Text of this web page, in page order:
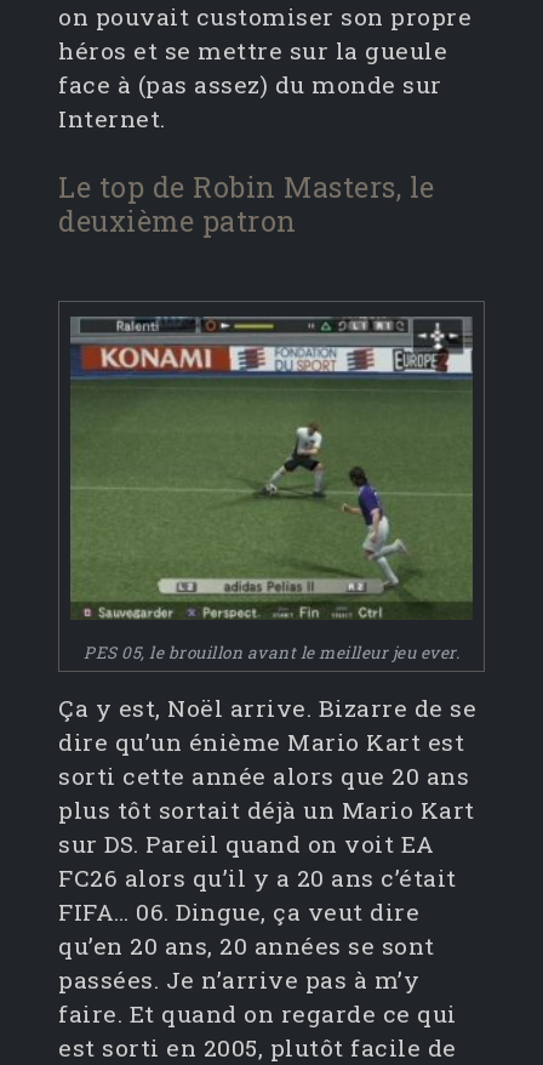
on pouvait customiser son propre
héros et se mettre sur la gueule
face à (pas assez) du monde sur
Internet.
Le top de Robin Masters, le
deuxième patron
PES 05, le brouillon avant le meilleur jeu ever.
Ça y est, Noël arrive. Bizarre de se
dire qu’un énième Mario Kart est
sorti cette année alors que 20 ans
plus tôt sortait déjà un Mario Kart
sur DS. Pareil quand on voit EA
FC26 alors qu’il y a 20 ans c’était
FIFA… 06. Dingue, ça veut dire
qu’en 20 ans, 20 années se sont
passées. Je n’arrive pas à m’y
faire. Et quand on regarde ce qui
est sorti en 2005, plutôt facile de